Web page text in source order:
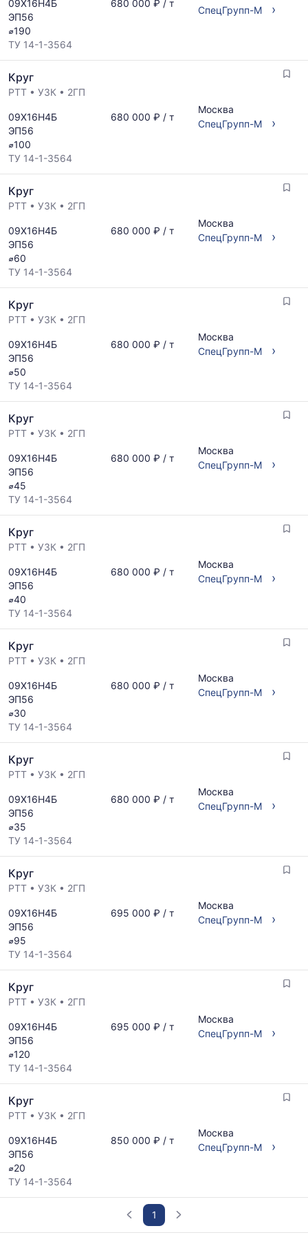
09Х16Н4Б
ЭП56
⌀190
ТУ 14-1-3564
680 000 ₽ / т
СпецГрупп-М
›
Круг
РТТ • УЗК • 2ГП
09Х16Н4Б
ЭП56
⌀100
ТУ 14-1-3564
680 000 ₽ / т
Москва
СпецГрупп-М
›
Круг
РТТ • УЗК • 2ГП
09Х16Н4Б
ЭП56
⌀60
ТУ 14-1-3564
680 000 ₽ / т
Москва
СпецГрупп-М
›
Круг
РТТ • УЗК • 2ГП
09Х16Н4Б
ЭП56
⌀50
ТУ 14-1-3564
680 000 ₽ / т
Москва
СпецГрупп-М
›
Круг
РТТ • УЗК • 2ГП
09Х16Н4Б
ЭП56
⌀45
ТУ 14-1-3564
680 000 ₽ / т
Москва
СпецГрупп-М
›
Круг
РТТ • УЗК • 2ГП
09Х16Н4Б
ЭП56
⌀40
ТУ 14-1-3564
680 000 ₽ / т
Москва
СпецГрупп-М
›
Круг
РТТ • УЗК • 2ГП
09Х16Н4Б
ЭП56
⌀30
ТУ 14-1-3564
680 000 ₽ / т
Москва
СпецГрупп-М
›
Круг
РТТ • УЗК • 2ГП
09Х16Н4Б
ЭП56
⌀35
ТУ 14-1-3564
680 000 ₽ / т
Москва
СпецГрупп-М
›
Круг
РТТ • УЗК • 2ГП
09Х16Н4Б
ЭП56
⌀95
ТУ 14-1-3564
695 000 ₽ / т
Москва
СпецГрупп-М
›
Круг
РТТ • УЗК • 2ГП
09Х16Н4Б
ЭП56
⌀120
ТУ 14-1-3564
695 000 ₽ / т
Москва
СпецГрупп-М
›
Круг
РТТ • УЗК • 2ГП
09Х16Н4Б
ЭП56
⌀20
ТУ 14-1-3564
850 000 ₽ / т
Москва
СпецГрупп-М
›
1